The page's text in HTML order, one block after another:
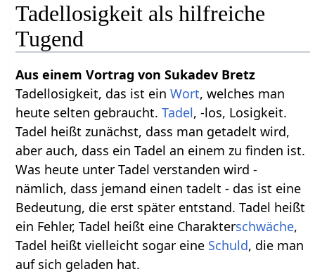
Tadellosigkeit als hilfreiche
Tugend
Aus einem Vortrag von Sukadev Bretz
Tadellosigkeit, das ist einWort, welches man
heute selten gebraucht.Tadel, -los, Losigkeit.
Tadel heißt zunächst, dass man getadelt wird,
aber auch, dass ein Tadel an einem zu finden ist.
Was heute unter Tadel verstanden wird -
nämlich, dass jemand einen tadelt - das ist eine
Bedeutung, die erst später entstand. Tadel heißt
ein Fehler, Tadel heißt eine Charakterschwäche,
Tadel heißt vielleicht sogar eine Schuld, die man
auf sich geladen hat.